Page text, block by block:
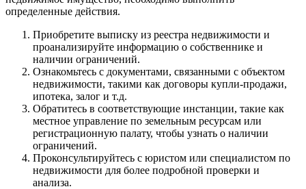
определенные действия.
Приобретите выписку из реестра недвижимости и
проанализируйте информацию о собственнике и
наличии ограничений.
Ознакомьтесь с документами, связанными с объектом
недвижимости, такими как договоры купли-продажи,
ипотека, залог и т.д.
Обратитесь в соответствующие инстанции, такие как
местное управление по земельным ресурсам или
регистрационную палату, чтобы узнать о наличии
ограничений.
Проконсультируйтесь с юристом или специалистом по
недвижимости для более подробной проверки и
анализа.